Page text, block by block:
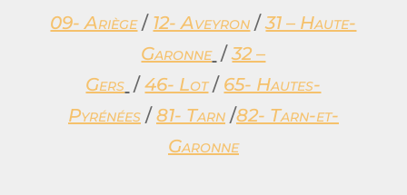
09- Ariège / 12- Aveyron / 31 – Haute-
Garonne / 32 –
Gers / 46- Lot / 65- Hautes-
Pyrénées / 81- Tarn /82- Tarn-et-
Garonne